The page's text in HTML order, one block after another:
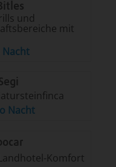
und
mit
Nacht
Nacht
Komfort